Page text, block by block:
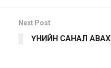
Next Post
ҮНИЙН САНАЛ